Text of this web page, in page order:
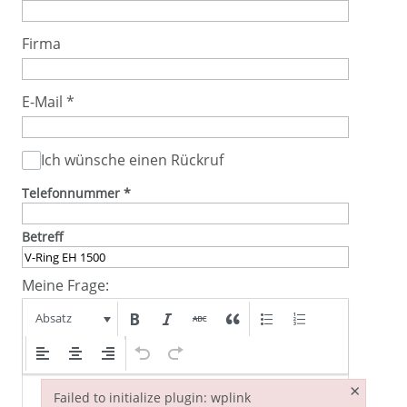
Firma
E-Mail *
Ich wünsche einen Rückruf
Telefonnummer *
Betreff
Meine Frage:
Absatz
Failed to initialize plugin: wplink ×